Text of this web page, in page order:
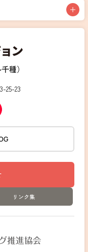
種）
25-23
リンク集